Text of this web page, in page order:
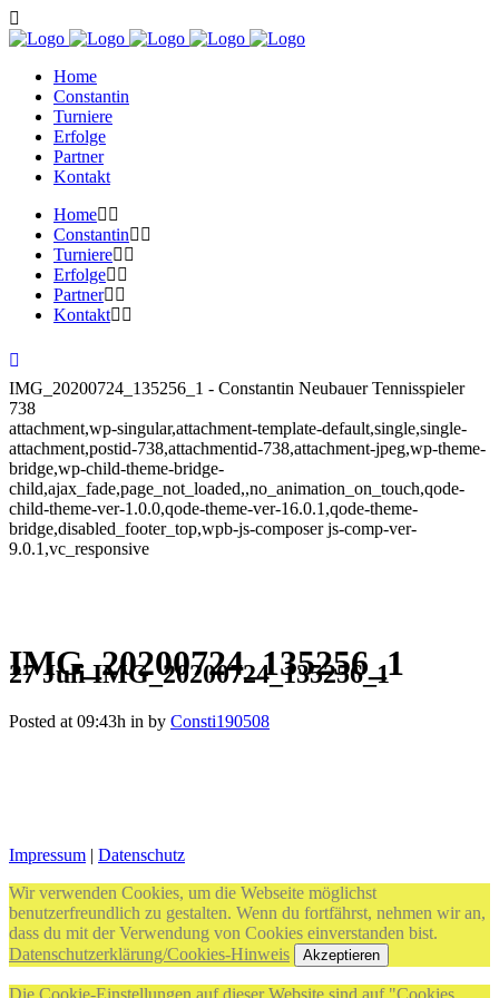
Home
Constantin
Turniere
Erfolge
Partner
Kontakt
Home
Constantin
Turniere
Erfolge
Partner
Kontakt
IMG_20200724_135256_1 - Constantin Neubauer Tennisspieler
738
attachment,wp-singular,attachment-template-default,single,single-
attachment,postid-738,attachmentid-738,attachment-jpeg,wp-theme-
bridge,wp-child-theme-bridge-
child,ajax_fade,page_not_loaded,,no_animation_on_touch,qode-
child-theme-ver-1.0.0,qode-theme-ver-16.0.1,qode-theme-
bridge,disabled_footer_top,wpb-js-composer js-comp-ver-
9.0.1,vc_responsive
IMG_20200724_135256_1
27 JuliIMG_20200724_135256_1
Posted at 09:43h in by Consti190508
Impressum | Datenschutz
Wir verwenden Cookies, um die Webseite möglichst
benutzerfreundlich zu gestalten. Wenn du fortfährst, nehmen wir an,
dass du mit der Verwendung von Cookies einverstanden bist.
Datenschutzerklärung/Cookies-Hinweis
Akzeptieren
Die Cookie-Einstellungen auf dieser Website sind auf "Cookies